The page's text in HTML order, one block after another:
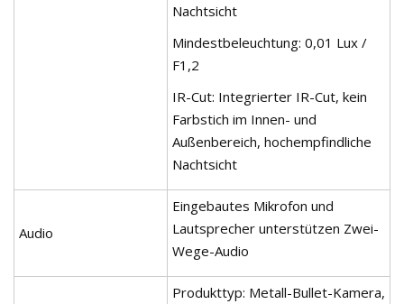
Nachtsicht
Mindestbeleuchtung: 0,01 Lux /
F1,2
IR-Cut: Integrierter IR-Cut, kein
Farbstich im Innen- und
Außenbereich, hochempfindliche
Nachtsicht
Audio
Eingebautes Mikrofon und
Lautsprecher unterstützen Zwei-
Wege-Audio
Produkttyp: Metall-Bullet-Kamera,